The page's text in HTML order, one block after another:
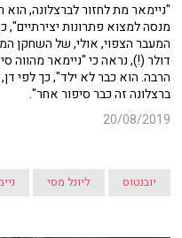
"ניימאר מת לחזור לברצלונה,
מנסה למצוא פתרונות
דולר (!), נראה כי "ניימאר מהווה
הרבה. הוא כבר לא ילד", כך לפי
ברצלונה זה כבר סיפור אחר".
20/08/2019
יובנטוס ליונל מסי